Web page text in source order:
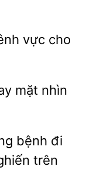
vực cho
mặt
bệnh
trên